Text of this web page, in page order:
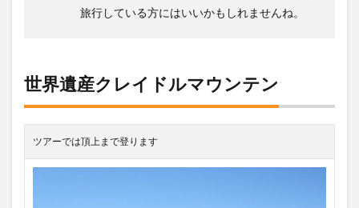
旅行している方にはいいかもしれませんね。
世界遺産クレイドルマウンテン
ツアーでは頂上まで登ります